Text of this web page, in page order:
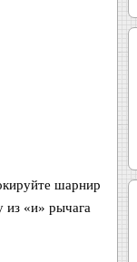
шарнир
из «и» рычага